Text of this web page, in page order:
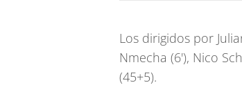
Los dirigidos por
Nmecha (6'), Nico
(45+5).